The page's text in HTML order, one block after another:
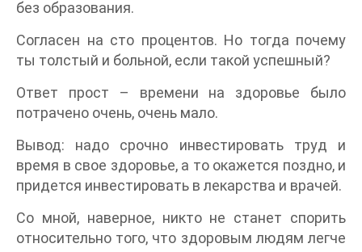
без образования.
Согласен на сто процентов. Но тогда почему
ты толстый и больной, если такой успешный?
Ответ прост – времени на здоровье было
потрачено очень, очень мало.
Вывод: надо срочно инвестировать труд и
время в свое здоровье, а то окажется поздно, и
придется инвестировать в лекарства и врачей.
Со мной, наверное, никто не станет спорить
относительно того, что здоровым людям легче